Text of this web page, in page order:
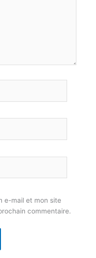
e-mail et mon site
commentaire.